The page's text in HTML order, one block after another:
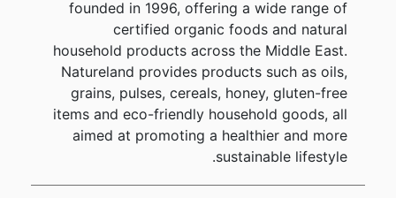
founded in 1996, offering a wide range of
certified organic foods and natural
household products across the Middle East.
Natureland provides products such as oils,
grains, pulses, cereals, honey, gluten-free
items and eco-friendly household goods, all
aimed at promoting a healthier and more
sustainable lifestyle.